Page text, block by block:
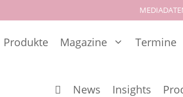
Produkte Magazine Termine
News Insights